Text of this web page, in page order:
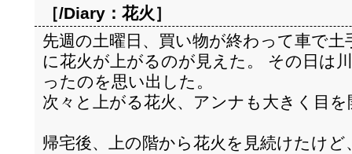
［/Diary： 花火 ］
先週の土曜日、買い物が終わって車で
に花火が上がるのが見えた。 その日は
ったのを思い出した。
次々と上がる花火、アンナも大きく目
帰宅後、上の階から花火を見続けたけ